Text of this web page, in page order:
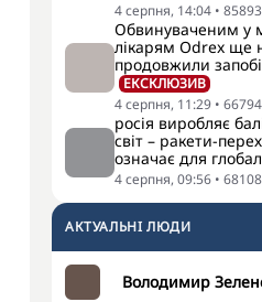
4 серпня, 14:04 • 85893
Обвинуваченим у
лікарям Odrex ще
продовжили
ЕКСКЛЮЗИВ
4 серпня, 11:29 • 66794
росія виробляє
світ – ракети-
означає для
4 серпня, 09:56 • 68108
АКТУАЛЬНI ЛЮДИ
Володимир